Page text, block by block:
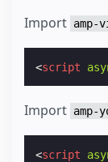
Import amp-
<script
Import amp-
<script